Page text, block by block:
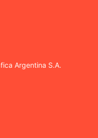
Argentina S.A.